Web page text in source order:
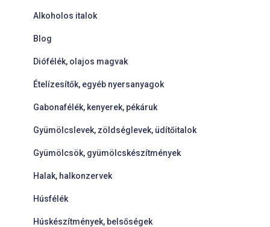
Alkoholos italok
Blog
Diófélék, olajos magvak
Ételízesítők, egyéb nyersanyagok
Gabonafélék, kenyerek, pékáruk
Gyümölcslevek, zöldséglevek, üdítőitalok
Gyümölcsök, gyümölcskészítmények
Halak, halkonzervek
Húsfélék
Húskészítmények, belsőségek